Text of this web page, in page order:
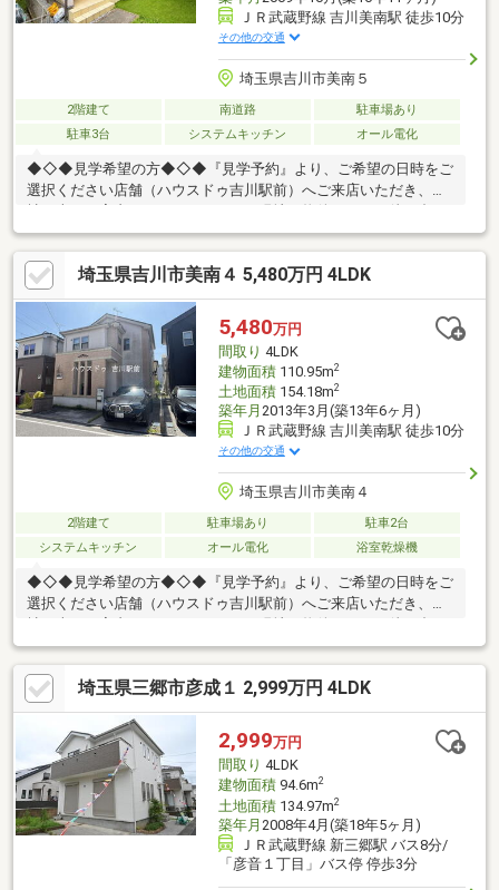
ＪＲ武蔵野線 吉川美南駅 徒歩10分
その他の交通
埼玉県吉川市美南５
2階建て 南道路
駐車場あり
駐車3台
システムキッチン オール電化
◆◇◆見学希望の方◆◇◆『見学予約』より、ご希望の日時をご
選択ください店舗（ハウスドゥ吉川駅前）へご来店いただき、弊
せ、ご自宅や最寄り駅などで送迎可能も可能ですご希望の待ち合
わせ場所をご連絡ください『購入の際の総額の費用を知りたい』
『住宅ローンや資金計画について教えてほしい』『他の物件も見
学したい』という方も、お客様のご都合に合わせてご対応させて
頂きます物件情報や物件写真が豊富の弊社ホームページをご覧く
ださい↓↓↓https://yoshikawaekimae-housedo.com/
埼玉県吉川市美南４ 5,480万円 4LDK
5,480万円
間取り 4LDK
建物面積110.95m2
土地面積154.18m2
築年月 2013年3月(築13年6ヶ月)
ＪＲ武蔵野線 吉川美南駅 徒歩10分
その他の交通
埼玉県吉川市美南４
2階建て 駐車場あり
駐車2台
システムキッチン
オール電化 浴室乾燥機
◆◇◆見学希望の方◆◇◆『見学予約』より、ご希望の日時をご
選択ください店舗（ハウスドゥ吉川駅前）へご来店いただき、弊
せ、ご自宅や最寄り駅などで送迎可能も可能ですご希望の待ち合
わせ場所をご連絡ください『購入の際の総額の費用を知りたい』
『住宅ローンや資金計画について教えてほしい』『他の物件も見
学したい』という方も、お客様のご都合に合わせてご対応させて
頂きます物件情報や物件写真が豊富の弊社ホームページをご覧く
ださい↓↓↓https://yoshikawaekimae-housedo.com/
埼玉県三郷市彦成１ 2,999万円 4LDK
2,999万円
間取り 4LDK
建物面積94.6m2
土地面積134.97m2
築年月 2008年4月(築18年5ヶ月)
ＪＲ武蔵野線 新三郷駅 バス8分/
「彦音１丁目」バス停 停歩3分